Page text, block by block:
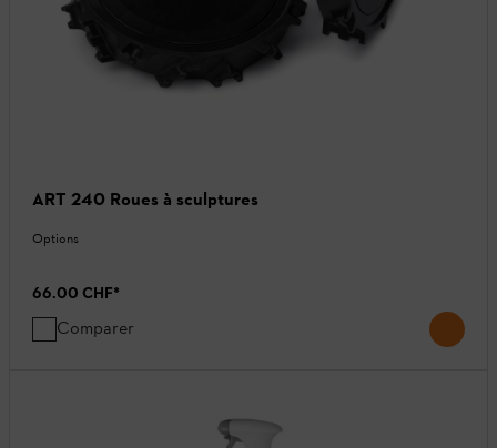
ART 240 Roues à sculptures
Options
66.00 CHF*
Comparer